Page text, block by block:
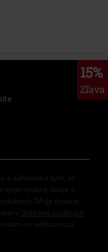
15%
Zľava
a súhlasím s tým, že
osobné údaje a
Moje osobné
v
Ochrana osobných
na odhlasovací